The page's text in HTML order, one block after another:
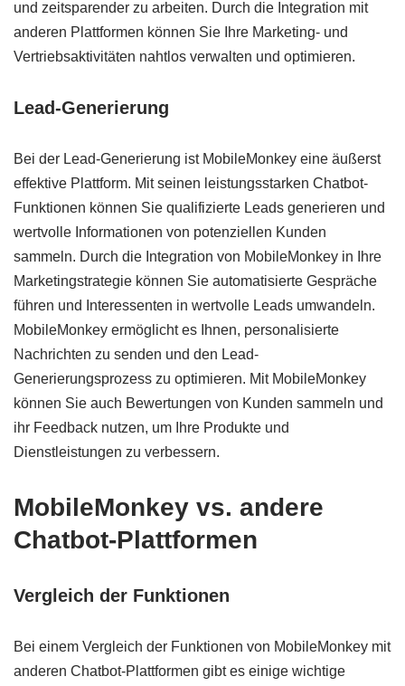
und zeitsparender zu arbeiten. Durch die Integration mit
anderen Plattformen können Sie Ihre Marketing- und
Vertriebsaktivitäten nahtlos verwalten und optimieren.
Lead-Generierung
Bei der Lead-Generierung ist MobileMonkey eine äußerst
effektive Plattform. Mit seinen leistungsstarken Chatbot-
Funktionen können Sie qualifizierte Leads generieren und
wertvolle Informationen von potenziellen Kunden
sammeln. Durch die Integration von MobileMonkey in Ihre
Marketingstrategie können Sie automatisierte Gespräche
führen und Interessenten in wertvolle Leads umwandeln.
MobileMonkey ermöglicht es Ihnen, personalisierte
Nachrichten zu senden und den Lead-
Generierungsprozess zu optimieren. Mit MobileMonkey
können Sie auch Bewertungen von Kunden sammeln und
ihr Feedback nutzen, um Ihre Produkte und
Dienstleistungen zu verbessern.
MobileMonkey vs. andere
Chatbot-Plattformen
Vergleich der Funktionen
Bei einem Vergleich der Funktionen von MobileMonkey mit
anderen Chatbot-Plattformen gibt es einige wichtige